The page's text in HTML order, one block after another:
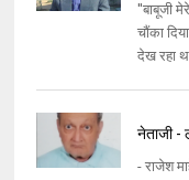
''बाबूजी
चौंका
देख रहा
नेताजी -
- राजेश